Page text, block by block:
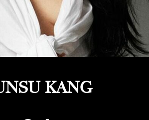
KANG